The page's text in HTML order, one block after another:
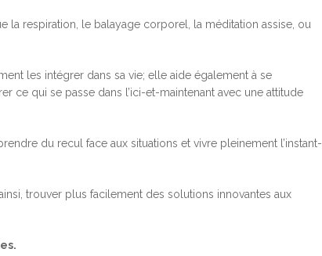
la respiration, le balayage corporel, la méditation assise, ou
les intégrer dans sa vie; elle aide également à se
ce qui se passe dans l’ici-et-maintenant avec une attitude
du recul face aux situations et vivre pleinement l’instant-
trouver plus facilement des solutions innovantes aux